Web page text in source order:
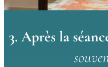
3. Après la